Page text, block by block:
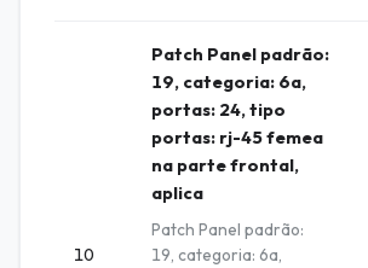
10
Patch Panel padrão:
19, categoria: 6a,
portas: 24, tipo
portas: rj-45 femea
na parte frontal,
aplica
Patch Panel padrão:
19, categoria: 6a,